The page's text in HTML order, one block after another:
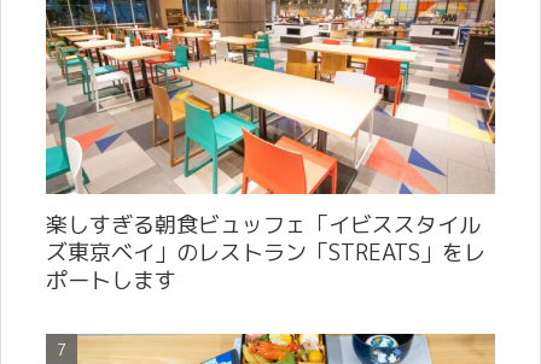
楽しすぎる朝食ビュッフェ「イビススタイル
ズ東京ベイ」のレストラン「STREATS」をレ
ポートします